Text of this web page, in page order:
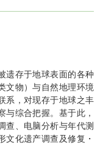
遗存于地球表面的各种
文物）与自然地理环境
系，对现存于地球之丰
与综合把握。基于此，
查、电脑分析与年代测
文化遗产调查及修复・